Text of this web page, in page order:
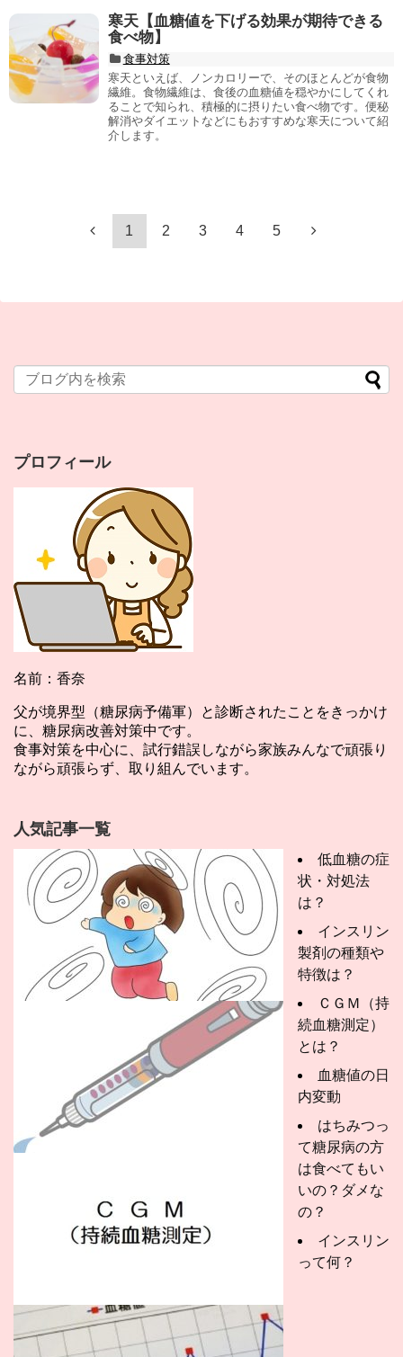
寒天【血糖値を下げる効果が期待できる
食べ物】
食事対策
寒天といえば、ノンカロリーで、そのほとんどが食物
繊維。食物繊維は、食後の血糖値を穏やかにしてくれ
ることで知られ、積極的に摂りたい食べ物です。便秘
解消やダイエットなどにもおすすめな寒天について紹
介します。
1 2 3 4 5
プロフィール
名前：香奈
父が境界型（糖尿病予備軍）と診断されたことをきっかけ
に、糖尿病改善対策中です。
食事対策を中心に、試行錯誤しながら家族みんなで頑張り
ながら頑張らず、取り組んでいます。
人気記事一覧
低血糖の症
状・対処法
は？
インスリン
製剤の種類や
特徴は？
ＣＧＭ（持
続血糖測定）
とは？
血糖値の日
内変動
はちみつっ
て糖尿病の方
は食べてもい
いの？ダメな
の？
インスリン
って何？